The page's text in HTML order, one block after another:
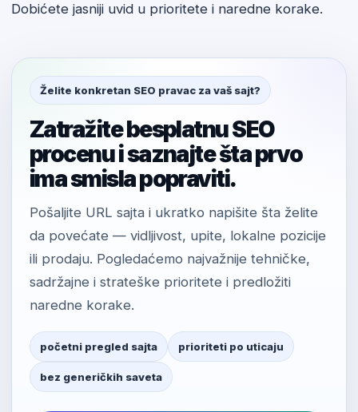
Dobićete jasniji uvid u prioritete i naredne korake.
Želite konkretan SEO pravac za vaš sajt?
Zatražite besplatnu SEO
procenu i saznajte šta prvo
ima smisla popraviti.
Pošaljite URL sajta i ukratko napišite šta želite
da povećate — vidljivost, upite, lokalne pozicije
ili prodaju. Pogledaćemo najvažnije tehničke,
sadržajne i strateške prioritete i predložiti
naredne korake.
početni pregled sajta prioriteti po uticaju
bez generičkih saveta